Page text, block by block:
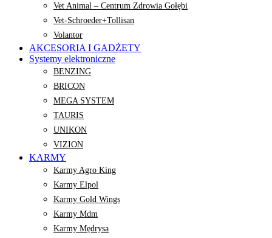
Vet Animal – Centrum Zdrowia Gołębi
Vet-Schroeder+Tollisan
Volantor
AKCESORIA I GADŻETY
Systemy elektroniczne
BENZING
BRICON
MEGA SYSTEM
TAURIS
UNIKON
VIZION
KARMY
Karmy Agro King
Karmy Elpol
Karmy Gold Wings
Karmy Mdm
Karmy Mędrysa